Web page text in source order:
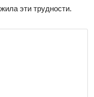
эти трудности.